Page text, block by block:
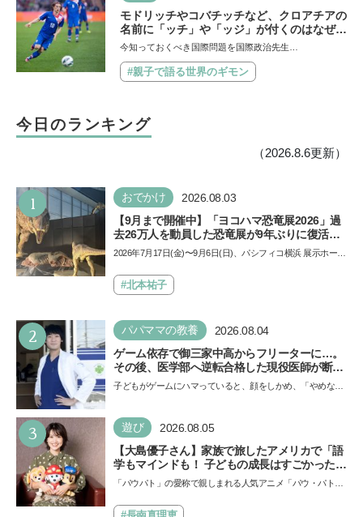
モドリッチやコバチッチなど、クロアチアの
名前に「ッチ」や「ッジ」が付くのはなぜ？
【親子で語る国際問題】
今知っておくべき国際問題を国際政治先生…
#親子で語る世界のギモン
今日のランキング
（2026.8.6更新）
1 おでかけ 2026.08.03
【9月まで開催中】「ヨコハマ恐竜展2026」過
去26万人を動員した恐竜展が9年ぶりに復活！
夏休みのおでかけで楽しむポイントを完全ガイ
2026年7月17日(金)〜9月6日(日)、パシフィコ横浜 展示ホール
催…#北本祐子
2 パパママの教養 2026.08.04
ゲーム依存で御三家中高からフリーターに…。
その後、医学部へ逆転合格した現役医師が断言
「ゲームの経験が受験勉強に役立った」そう考
子どもがゲームにハマっていると、顔をしかめ、「やめなさ
い…
3 遊び 2026.08.05
【大島優子さん】家族で旅したアメリカで「語
学もマインドも！ 子どもの成長はすごかった」
声優をつとめた映画『パウ・パトロール ザ・ダ
できると子どもに知ってほしい
「パウパト」の愛称で親しまれる人気アニメ「パウ・パトロ
ザ…